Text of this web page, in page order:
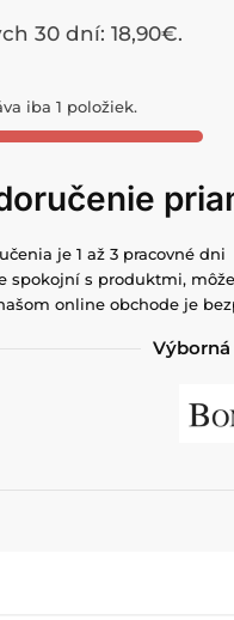
30 dní:18,90€.
iba 1 položiek.
je 1 až 3 pracovné dni
spokojní s produktmi,
online obchode je